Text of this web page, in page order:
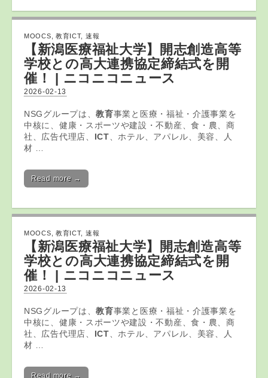
MOOCS 教育ICT, 速報
【新潟医療福祉大学】開志創造高等
学校との高大連携協定締結式を開
催！ | ニコニコニュース
2026-02-13
NSGグループは、教育事業と医療・福祉・介護事業を
中核に、健康・スポーツや建設・不動産、食・農、商
社、広告代理店、 ICT 、ホテル、アパレル、美容、人
材 …
Read more →
MOOCS 教育ICT, 速報
【新潟医療福祉大学】開志創造高等
学校との高大連携協定締結式を開
催！ | ニコニコニュース
2026-02-13
NSGグループは、教育事業と医療・福祉・介護事業を
中核に、健康・スポーツや建設・不動産、食・農、商
社、広告代理店、 ICT 、ホテル、アパレル、美容、人
材 …
Read more →